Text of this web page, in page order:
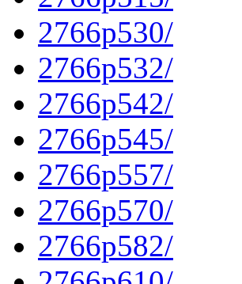
2766p530/
2766p532/
2766p542/
2766p545/
2766p557/
2766p570/
2766p582/